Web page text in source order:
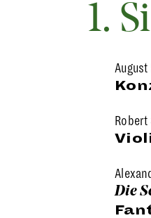
1.
Robert
Die